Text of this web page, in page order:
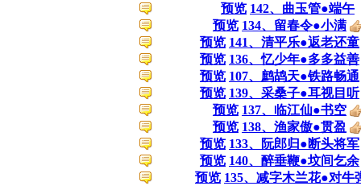
预览 142、曲玉管●端午
预览 134、留春令●小满
预览 141、清平乐●返老还童
预览 136、忆少年●多多益善
预览 107、鹧鸪天●铁路畅通
预览 139、采桑子●耳视目听
预览 137、临江仙●书空
预览 138、渔家傲●贯盈
预览 133、阮郎归●断头将军
预览 140、醉垂鞭●坟间乞余
预览 135、减字木兰花●对牛